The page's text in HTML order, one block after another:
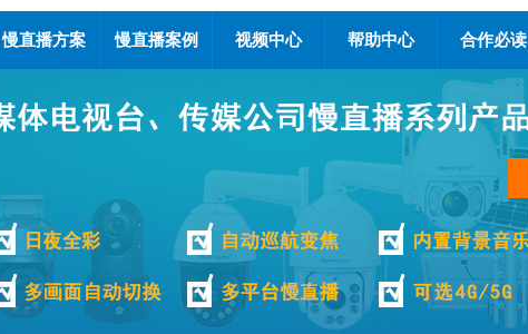
慢直播方案 慢直播案例 视频中心 帮助中心 合作必读